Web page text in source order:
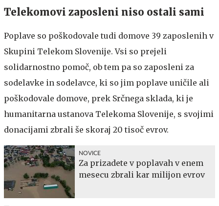
Telekomovi zaposleni niso ostali sami
Poplave so poškodovale tudi domove 39 zaposlenih v
Skupini Telekom Slovenije. Vsi so prejeli
solidarnostno pomoč, ob tem pa so zaposleni za
sodelavke in sodelavce, ki so jim poplave uničile ali
poškodovale domove, prek Srčnega sklada, ki je
humanitarna ustanova Telekoma Slovenije, s svojimi
donacijami zbrali še skoraj 20 tisoč evrov.
NOVICE
Za prizadete v poplavah v enem
mesecu zbrali kar milijon evrov